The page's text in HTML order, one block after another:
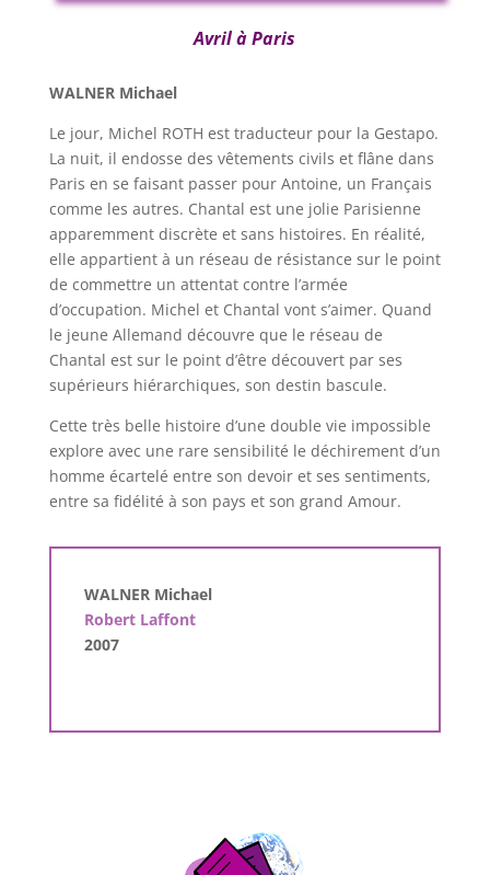
Avril à Paris
WALNER Michael
Le jour, Michel ROTH est traducteur pour la Gestapo.
La nuit, il endosse des vêtements civils et flâne dans
Paris en se faisant passer pour Antoine, un Français
comme les autres. Chantal est une jolie Parisienne
apparemment discrète et sans histoires. En réalité,
elle appartient à un réseau de résistance sur le point
de commettre un attentat contre l’armée
d’occupation. Michel et Chantal vont s’aimer. Quand
le jeune Allemand découvre que le réseau de
Chantal est sur le point d’être découvert par ses
supérieurs hiérarchiques, son destin bascule.
Cette très belle histoire d’une double vie impossible
explore avec une rare sensibilité le déchirement d’un
homme écartelé entre son devoir et ses sentiments,
entre sa fidélité à son pays et son grand Amour.
WALNER Michael
Robert Laffont
2007